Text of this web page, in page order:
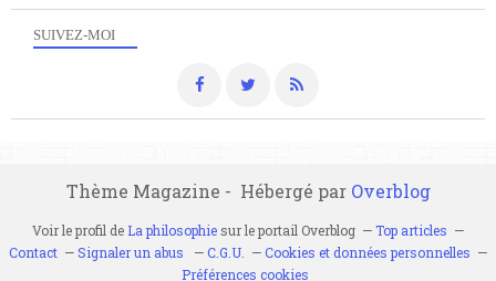
SUIVEZ-MOI
Thème Magazine - Hébergé par Overblog
Voir le profil de La philosophiesur le portail Overblog
Top articles
Contact
Signaler un abus C.G.U.
Cookies et données personnelles
Préférences cookies